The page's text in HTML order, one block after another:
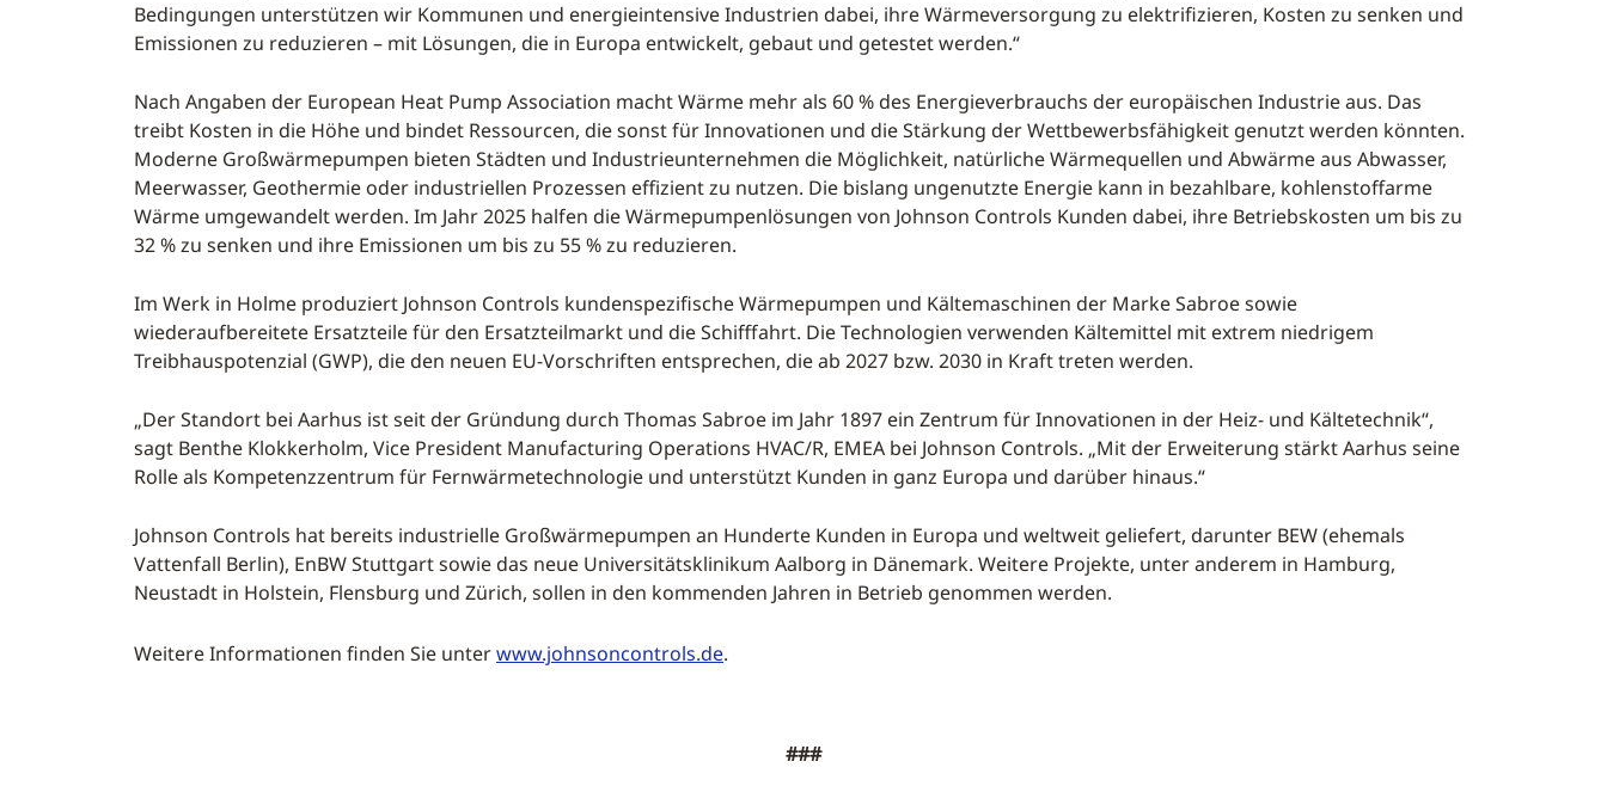
Bedingungen unterstützen wir Kommunen und energieintensive Industrien dabei, ihre Wärmeversorgung zu elektrifizieren, Kosten zu senken und
Emissionen zu reduzieren – mit Lösungen, die in Europa entwickelt, gebaut und getestet werden.“
Nach Angaben der European Heat Pump Association macht Wärme mehr als 60 % des Energieverbrauchs der europäischen Industrie aus. Das
treibt Kosten in die Höhe und bindet Ressourcen, die sonst für Innovationen und die Stärkung der Wettbewerbsfähigkeit genutzt werden könnten.
Moderne Großwärmepumpen bieten Städten und Industrieunternehmen die Möglichkeit, natürliche Wärmequellen und Abwärme aus Abwasser,
Meerwasser, Geothermie oder industriellen Prozessen effizient zu nutzen. Die bislang ungenutzte Energie kann in bezahlbare, kohlenstoffarme
Wärme umgewandelt werden. Im Jahr 2025 halfen die Wärmepumpenlösungen von Johnson Controls Kunden dabei, ihre Betriebskosten um bis zu
32 % zu senken und ihre Emissionen um bis zu 55 % zu reduzieren.
Im Werk in Holme produziert Johnson Controls kundenspezifische Wärmepumpen und Kältemaschinen der Marke Sabroe sowie
wiederaufbereitete Ersatzteile für den Ersatzteilmarkt und die Schifffahrt. Die Technologien verwenden Kältemittel mit extrem niedrigem
Treibhauspotenzial (GWP), die den neuen EU-Vorschriften entsprechen, die ab 2027 bzw. 2030 in Kraft treten werden.
„Der Standort bei Aarhus ist seit der Gründung durch Thomas Sabroe im Jahr 1897 ein Zentrum für Innovationen in der Heiz- und Kältetechnik“,
sagt Benthe Klokkerholm, Vice President Manufacturing Operations HVAC/R, EMEA bei Johnson Controls. „Mit der Erweiterung stärkt Aarhus seine
Rolle als Kompetenzzentrum für Fernwärmetechnologie und unterstützt Kunden in ganz Europa und darüber hinaus.“
Johnson Controls hat bereits industrielle Großwärmepumpen an Hunderte Kunden in Europa und weltweit geliefert, darunter BEW (ehemals
Vattenfall Berlin), EnBW Stuttgart sowie das neue Universitätsklinikum Aalborg in Dänemark. Weitere Projekte, unter anderem in Hamburg,
Neustadt in Holstein, Flensburg und Zürich, sollen in den kommenden Jahren in Betrieb genommen werden.
Weitere Informationen finden Sie unterwww.johnsoncontrols.de.
###